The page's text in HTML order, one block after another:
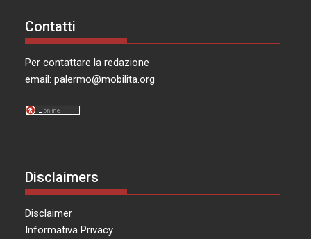
Contatti
Per contattare la redazione
email:palermo@mobilita.org
Disclaimers
Disclaimer
Informativa Privacy